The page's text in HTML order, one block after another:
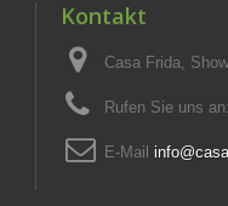
Kontakt
Casa Frida,
Rufen Sie uns an:
E-Mail